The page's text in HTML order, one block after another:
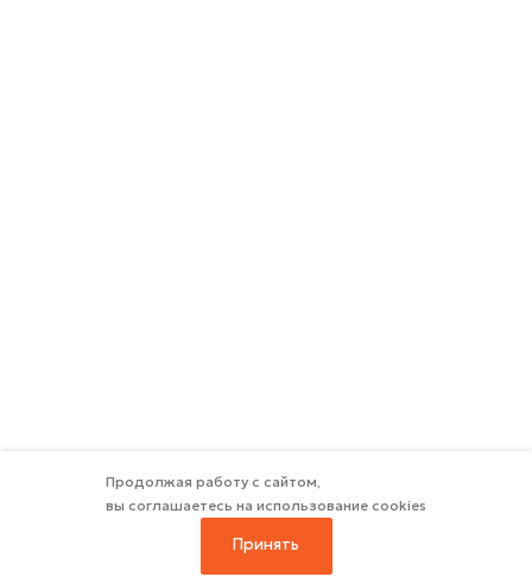
Продолжая работу с сайтом,
вы соглашаетесь на использование cookies
Принять